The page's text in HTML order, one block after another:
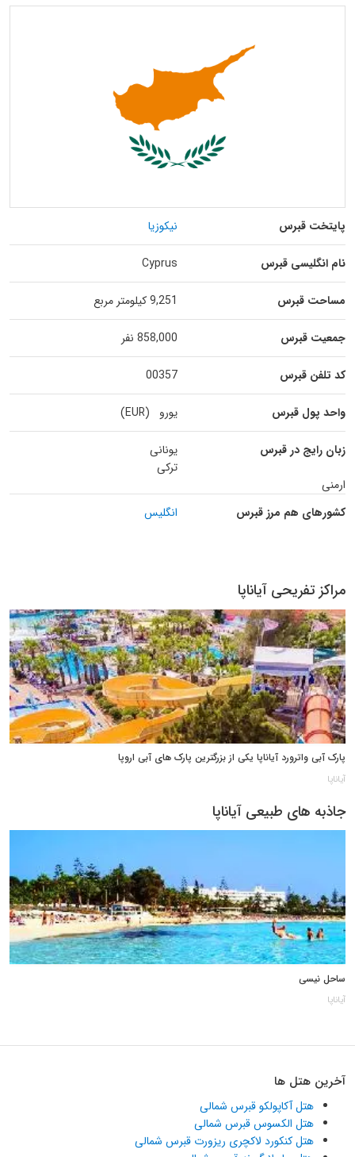
پایتخت قبرس نیکوزیا
نام انگلیسی قبرس Cyprus
مساحت قبرس 9,251 کیلومتر مربع
جمعیت قبرس 858,000 نفر
کد تلفن قبرس 00357
واحد پول قبرس یورو (EUR)
زبان رایج در قبرس
یونانی
ترکی
ارمنی
کشورهای هم مرز قبرس
انگلیس
مراکز تفریحی آیاناپا
پارک آبی واترورد آیاناپا یکی از بزرگترین پارک های آبی اروپا
آیاناپا
جاذبه های طبیعی آیاناپا
ساحل نیسی
آیاناپا
آخرین هتل ها
هتل آکاپولکو قبرس شمالی
هتل الکسوس قبرس شمالی
هتل کنکورد لاکچری ریزورت قبرس شمالی